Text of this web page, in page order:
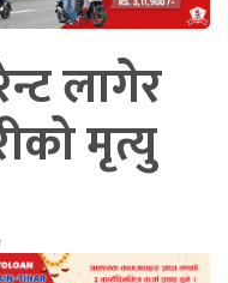
लागेर
मृत्यु